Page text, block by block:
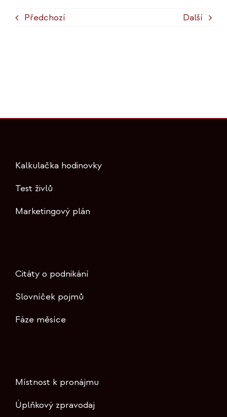
Předchozí Další
Kalkulačka hodinovky
Test živlů
Marketingový plán
Citáty o podnikání
Slovníček pojmů
Fáze měsíce
Místnost k pronájmu
Úplňkový zpravodaj